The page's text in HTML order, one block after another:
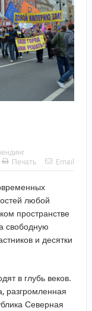
Печать
Email
любой
пространстве
свободную
и десятки
в глубь веков.
разгромленная
Северная